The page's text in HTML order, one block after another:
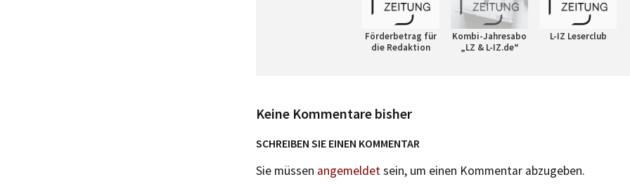
Förderbetrag für
die Redaktion
Kombi-Jahresabo
„LZ & L-IZ.de“
L-IZ Leserclub
Keine Kommentare bisher
SCHREIBEN SIE EINEN KOMMENTAR
Sie müssen angemeldetsein, um einen Kommentar abzugeben.